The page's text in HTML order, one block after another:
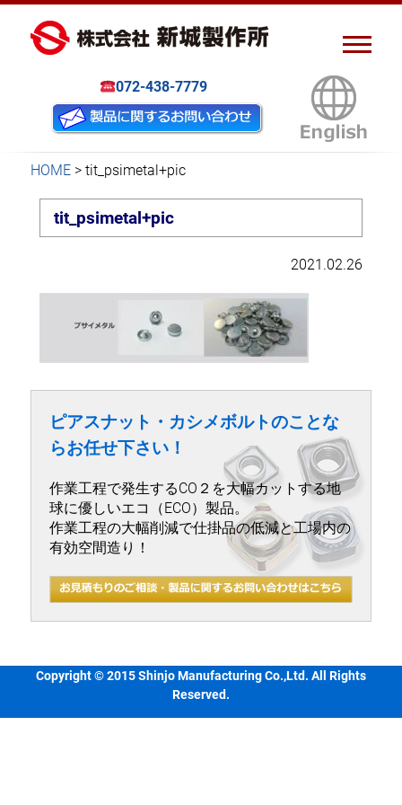
ピアスナット、クリンチボル
新城製作所
072-438-7779
HOME > tit_psimetal+pic
tit_psimetal+pic
2021.02.26
ピアスナット・カシメボルトのことな
らお任せ下さい！
作業工程で発生するCO２を大幅カットする地
球に優しいエコ（ECO）製品。
作業工程の大幅削減で仕掛品の低減と工場内の
有効空間造り！
Copyright © 2015 Shinjo Manufacturing Co.,Ltd. All Rights
Reserved.